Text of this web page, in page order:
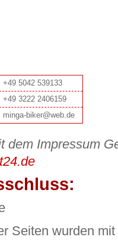
+49 5042 539133
+49 3222 2406159
minga-biker@web.de
dem Impressum
Seiten wurden